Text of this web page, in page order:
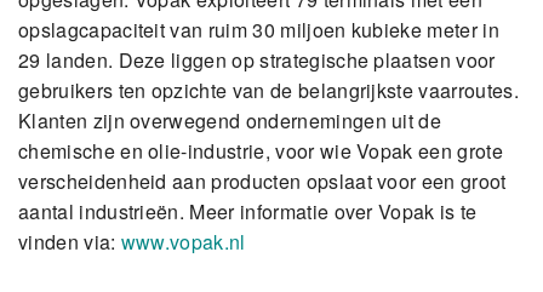
opslagcapaciteit van ruim 30 miljoen kubieke meter in
29 landen. Deze liggen op strategische plaatsen voor
gebruikers ten opzichte van de belangrijkste vaarroutes.
Klanten zijn overwegend ondernemingen uit de
chemische en olie-industrie, voor wie Vopak een grote
verscheidenheid aan producten opslaat voor een groot
aantal industrieën. Meer informatie over Vopak is te
vinden via: www.vopak.nl